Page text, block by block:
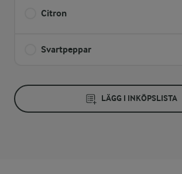
Citron
Svartpeppar
LÄGG I INKÖPSLISTA